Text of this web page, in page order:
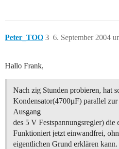
Peter_TOO 6. September 2004
3
Hallo Frank,
Nach zig Stunden probieren, hat
Kondensator(4700µF) parallel
Ausgang
des 5 V Festspannungsregler)
Funktioniert jetzt einwandfrei,
eigentlichen Grund erklären